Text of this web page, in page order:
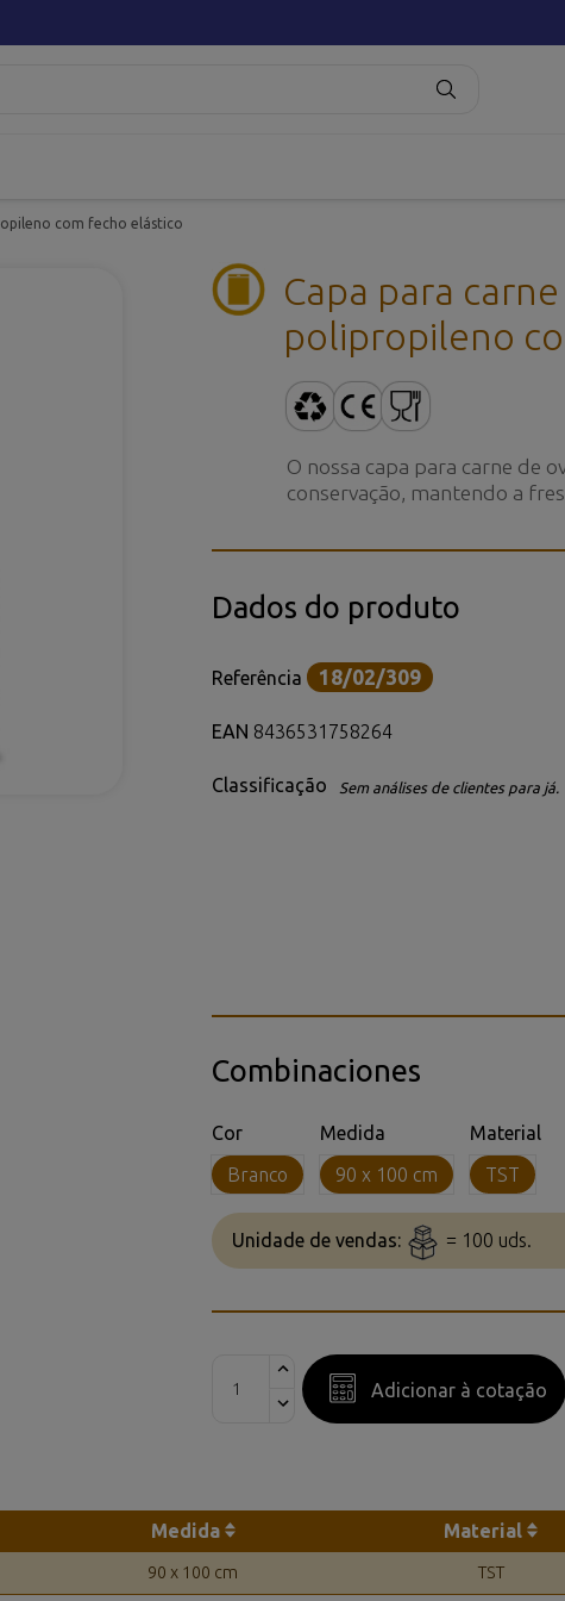
com fecho elástico
Capa para
polipropileno
O nossa capa para carne de
conservação, mantendo a
Dados do produto
Referência 18/02/309
EAN 8436531758264
Classificação Sem análises de clientes para já.
Combinaciones
Cor
Branco
Medida
90 x 100 cm
Material
TST
Unidade de vendas: = 100 uds.
Adicionar à cotação
Medida Material
90 x 100 cm TST